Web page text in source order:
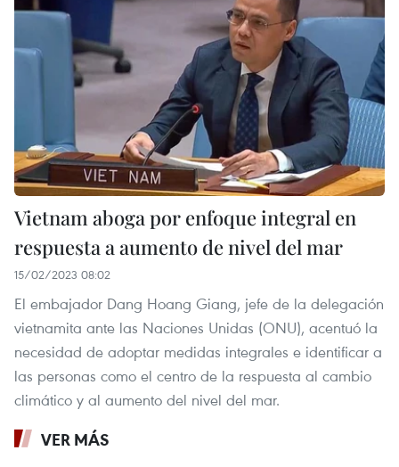
Vietnam aboga por enfoque integral en
respuesta a aumento de nivel del mar
15/02/2023 08:02
El embajador Dang Hoang Giang, jefe de la delegación
vietnamita ante las Naciones Unidas (ONU), acentuó la
necesidad de adoptar medidas integrales e identificar a
las personas como el centro de la respuesta al cambio
climático y al aumento del nivel del mar.
VER MÁS